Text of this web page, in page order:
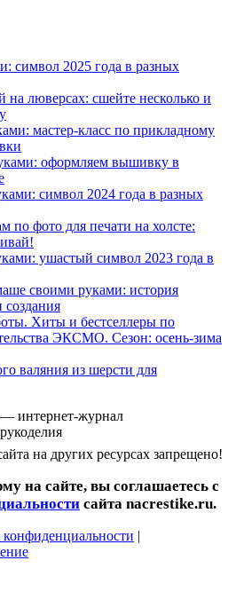
символ 2025 года в разных
люверсах: сшейте несколько и
мастер-класс по прикладному
оформляем вышивку в
символ 2024 года в разных
по фото для печати на холсте:
ушастый символ 2023 года в
своими руками: история
создания
Хиты и бестселлеры по
ЭКСМО. Сезон: осень-зима
валяния из шерсти для
интернет-журнал
на других ресурсах запрещено!
на сайте, вы соглашаетесь с
сайта nacrestike.ru.
|